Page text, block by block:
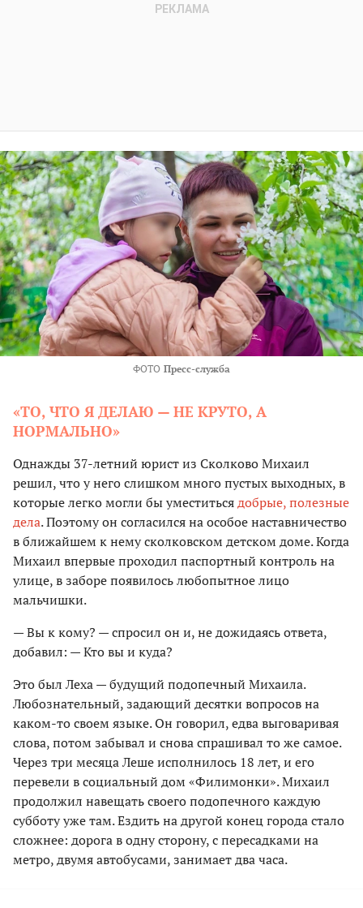
ФОТО Пресс-служба
«ТО, ЧТО Я ДЕЛАЮ — НЕ КРУТО, А
НОРМАЛЬНО»
Однажды 37-летний юрист из Сколково Михаил
решил, что у него слишком много пустых выходных, в
которые легко могли бы уместитьсядобрые, полезные
дела. Поэтому он согласился на особое наставничество
в ближайшем к нему сколковском детском доме. Когда
Михаил впервые проходил паспортный контроль на
улице, в заборе появилось любопытное лицо
мальчишки.
— Вы к кому? — спросил он и, не дожидаясь ответа,
добавил: — Кто вы и куда?
Это был Леха — будущий подопечный Михаила.
Любознательный, задающий десятки вопросов на
каком-то своем языке. Он говорил, едва выговаривая
слова, потом забывал и снова спрашивал то же самое.
Через три месяца Леше исполнилось 18 лет, и его
перевели в социальный дом «Филимонки». Михаил
продолжил навещать своего подопечного каждую
субботу уже там. Ездить на другой конец города стало
сложнее: дорога в одну сторону, с пересадками на
метро, двумя автобусами, занимает два часа.